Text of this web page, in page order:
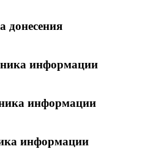
донесения
информации
информации
информации